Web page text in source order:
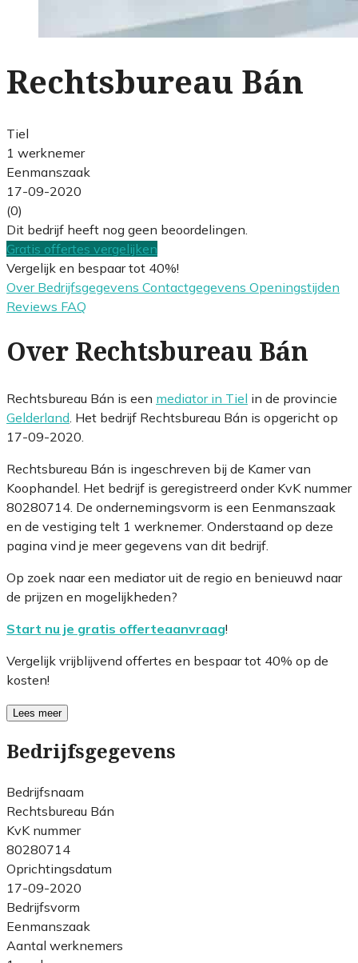
Rechtsbureau Bán
Tiel
1 werknemer
Eenmanszaak
17-09-2020
(0)
Dit bedrijf heeft nog geen beoordelingen.
Gratis offertes vergelijken
Vergelijk en bespaar tot 40%!
Over Bedrijfsgegevens Contactgegevens Openingstijden
Reviews FAQ
Over Rechtsbureau Bán
Rechtsbureau Bán is een mediator in Tiel in de provincie
Gelderland . Het bedrijf Rechtsbureau Bán is opgericht op
17-09-2020.
Rechtsbureau Bán is ingeschreven bij de Kamer van
Koophandel. Het bedrijf is geregistreerd onder KvK nummer
80280714. De ondernemingsvorm is een Eenmanszaak
en de vestiging telt 1 werknemer. Onderstaand op deze
pagina vind je meer gegevens van dit bedrijf.
Op zoek naar een mediator uit de regio en benieuwd naar
de prijzen en mogelijkheden?
Start nu je gratis offerteaanvraag!
Vergelijk vrijblijvend offertes en bespaar tot 40% op de
kosten!
Lees meer
Bedrijfsgegevens
Bedrijfsnaam
Rechtsbureau Bán
KvK nummer
80280714
Oprichtingsdatum
17-09-2020
Bedrijfsvorm
Eenmanszaak
Aantal werknemers